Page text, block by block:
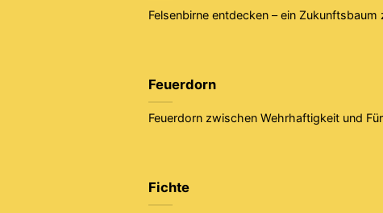
Felsenbirne entdecken – ein
Feuerdorn
Feuerdorn zwischen Wehrhaftigkeit und
Fichte